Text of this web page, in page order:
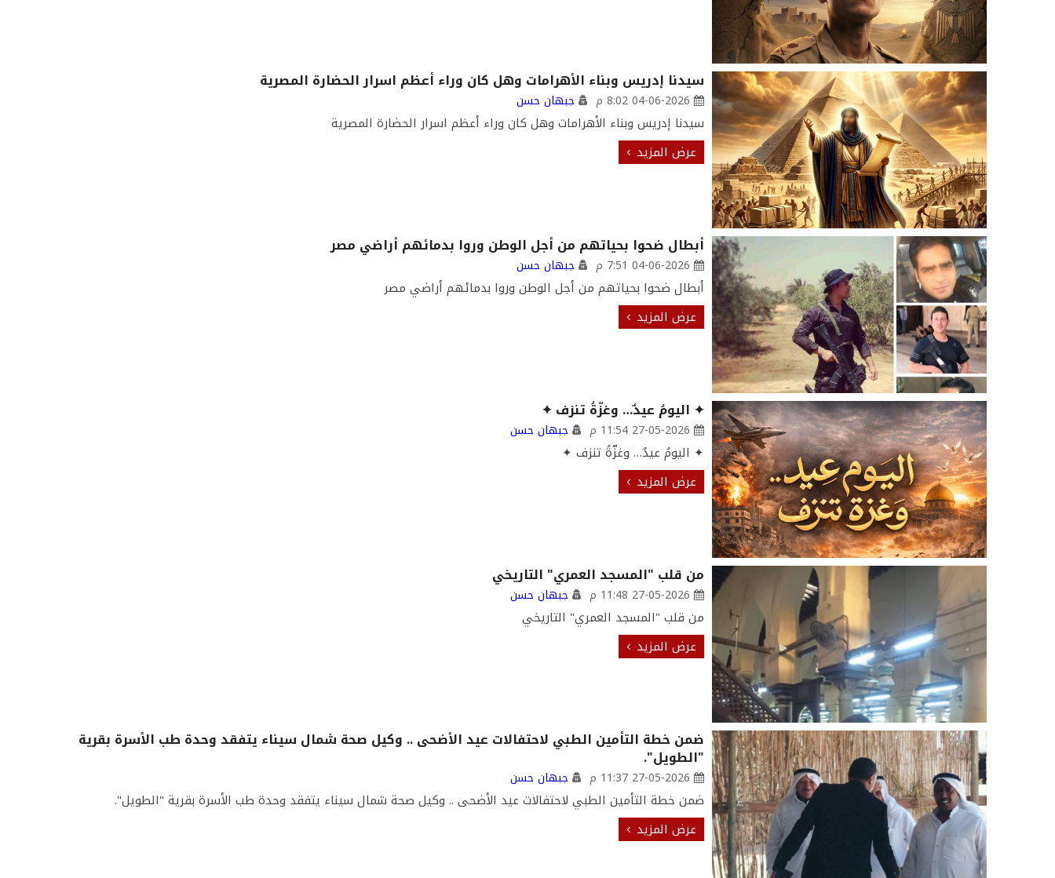
سيدنا إدريس وبناء الأهرامات وهل كان وراء أعظم اسرار الحضارة المصرية
04-06-2026 8:02 م جبهان حسن
سيدنا إدريس وبناء الأهرامات وهل كان وراء أعظم اسرار الحضارة المصرية
عرض المزيد
أبطال ضحوا بحياتهم من أجل الوطن وروا بدمائهم أراضي مصر
04-06-2026 7:51 م جبهان حسن
أبطال ضحوا بحياتهم من أجل الوطن وروا بدمائهم أراضي مصر
عرض المزيد
✦ اليومُ عيدٌ… وغزّةُ تنزف ✦
27-05-2026 11:54 م جبهان حسن
✦ اليومُ عيدٌ… وغزّةُ تنزف ✦
عرض المزيد
من قلب "المسجد العمري" التاريخي
27-05-2026 11:48 م جبهان حسن
من قلب "المسجد العمري" التاريخي
عرض المزيد
ضمن خطة التأمين الطبي لاحتفالات عيد الأضحى .. وكيل صحة شمال سيناء يتفقد وحدة طب الأسرة بقرية
"الطويل".
27-05-2026 11:37 م جبهان حسن
ضمن خطة التأمين الطبي لاحتفالات عيد الأضحى .. وكيل صحة شمال سيناء يتفقد وحدة طب الأسرة بقرية "الطويل".
عرض المزيد